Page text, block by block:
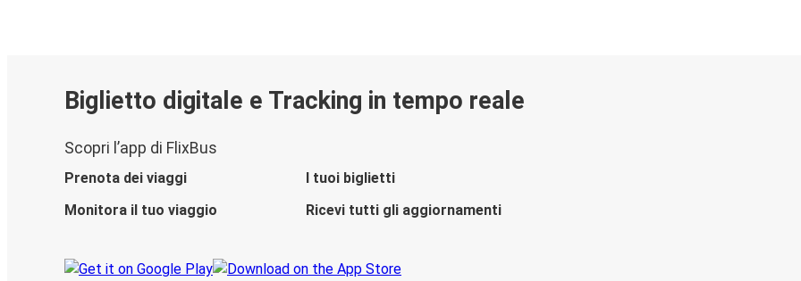
Biglietto digitale e Tracking in tempo reale
Scopri l’app di FlixBus
Prenota dei viaggi
I tuoi biglietti
Monitora il tuo viaggio
Ricevi tutti gli aggiornamenti